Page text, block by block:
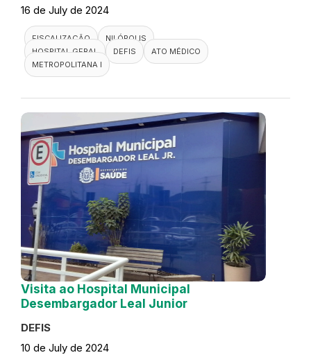
16 de July de 2024
FISCALIZAÇÃO
NILÓPOLIS
HOSPITAL GERAL
DEFIS
ATO MÉDICO
METROPOLITANA I
Visita ao Hospital Municipal
Desembargador Leal Junior
DEFIS
10 de July de 2024